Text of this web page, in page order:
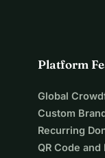
Platform
Global
Custom
Recurring
QR Code